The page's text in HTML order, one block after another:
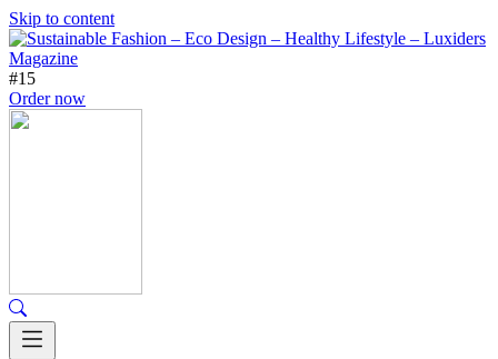
Skip to content
#15
Order now